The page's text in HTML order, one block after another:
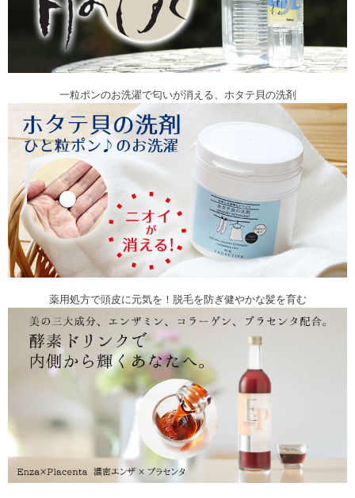
一粒ポンのお洗濯で匂いが消える、ホタテ貝の洗剤
薬用処方で頭皮に元気を！脱毛を防ぎ健やかな髪を育む